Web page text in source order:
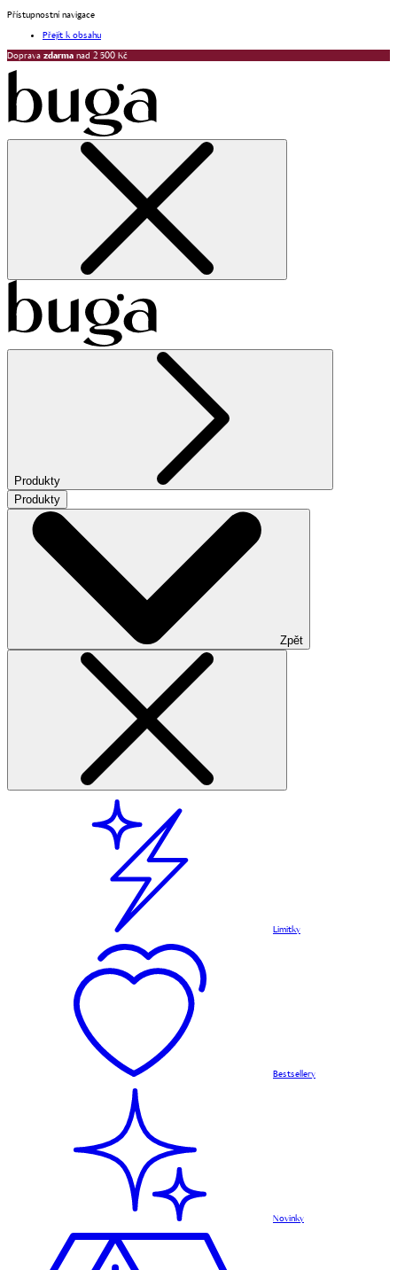
Přístupnostní navigace
Přejít k obsahu
Doprava zdarma nad 2 500 Kč
Produkty
Produkty
Zpět
Limitky
Bestsellery
Novinky